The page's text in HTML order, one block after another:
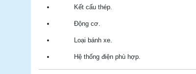
Kết cấu thép.
Động cơ.
Loại bánh xe.
Hệ thống điện phù hợp.